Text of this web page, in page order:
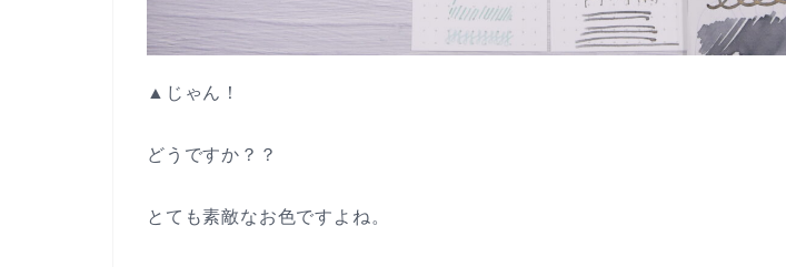
▲じゃん！
どうですか？？
とても素敵なお色ですよね。